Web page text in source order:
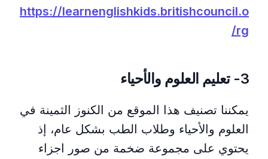
https://learnenglishkids.britishcouncil.o
rg/
3- تعليم العلوم والأحياء
يمكننا تصنيف هذا الموقع من الكنوز الثمينة في
العلوم والأحياء وطلاب الطب بشكل عام، إذ
يحتوي على مجموعة ضخمة من صور اجزاء